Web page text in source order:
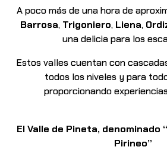
A poco más de una hora de
Barrosa, Trigoniero, Liena,
una delicia para los
Estos valles cuentan con
todos los niveles y para
proporcionando
El Valle de Pineta, denominado
Pirineo”